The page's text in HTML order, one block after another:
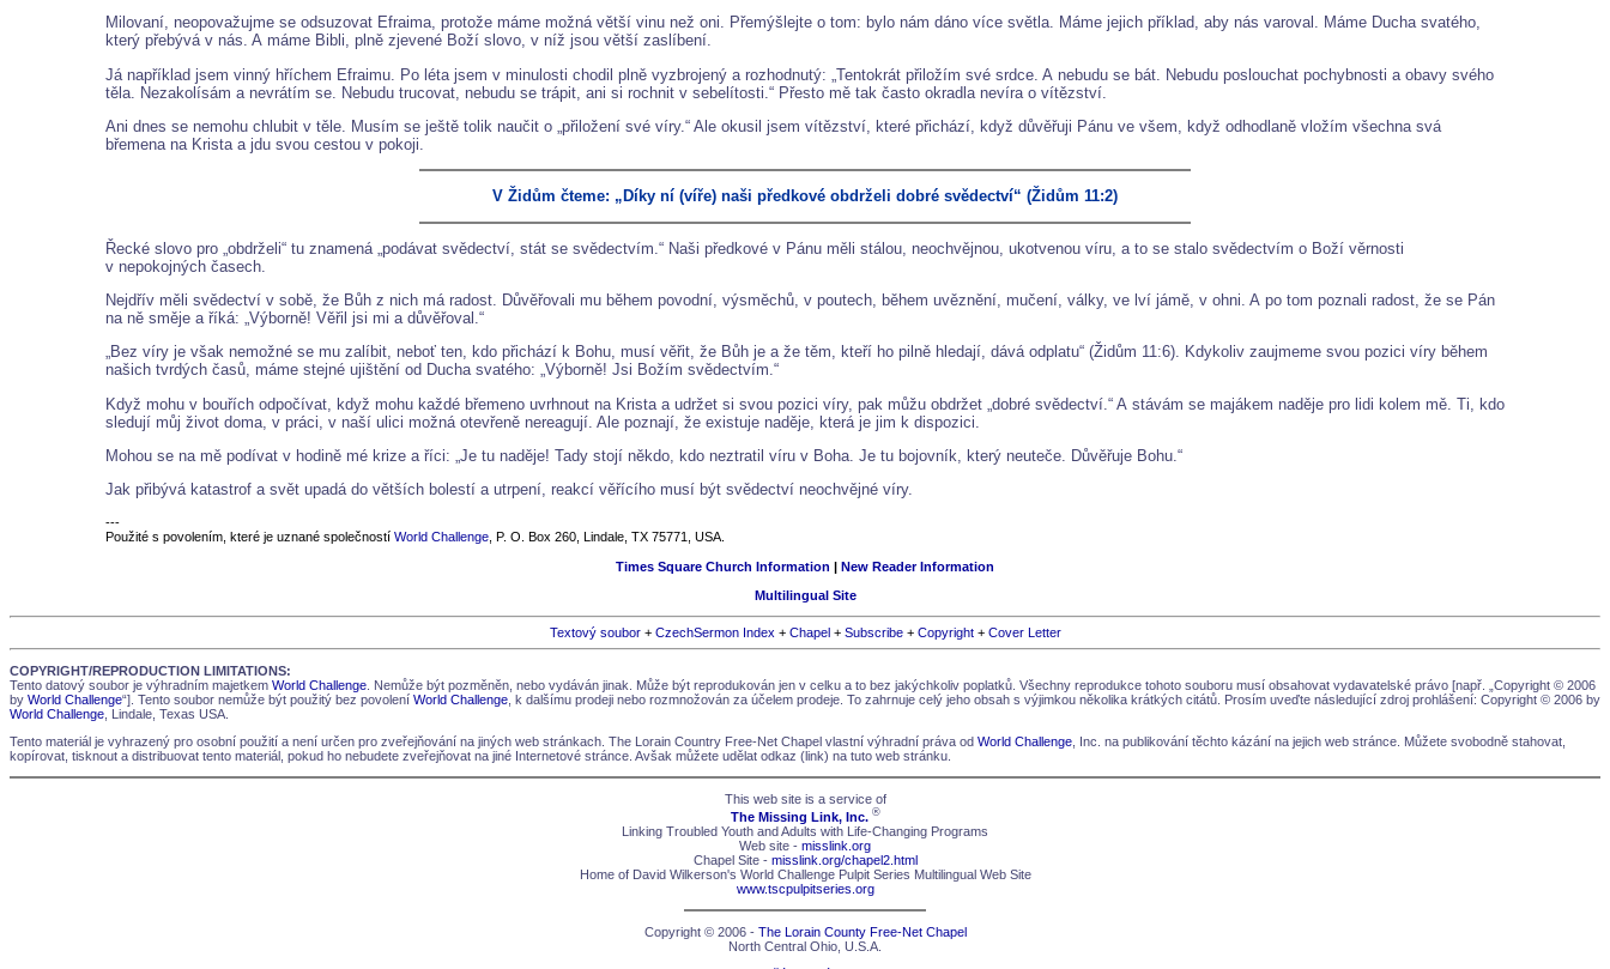
Milovaní, neopovažujme se odsuzovat Efraima, protože máme možná větší vinu než oni. Přemýšlejte o tom: bylo nám dáno více světla. Máme jejich příklad, aby nás varoval. Máme Ducha svatého,
který přebývá v nás. A máme Bibli, plně zjevené Boží slovo, v níž jsou větší zaslíbení.
Já například jsem vinný hříchem Efraimu. Po léta jsem v minulosti chodil plně vyzbrojený a rozhodnutý: „Tentokrát přiložím své srdce. A nebudu se bát. Nebudu poslouchat pochybnosti a obavy svého
těla. Nezakolísám a nevrátím se. Nebudu trucovat, nebudu se trápit, ani si rochnit v sebelítosti.“ Přesto mě tak často okradla nevíra o vítězství.
Ani dnes se nemohu chlubit v těle. Musím se ještě tolik naučit o „přiložení své víry.“ Ale okusil jsem vítězství, které přichází, když důvěřuji Pánu ve všem, když odhodlaně vložím všechna svá
břemena na Krista a jdu svou cestou v pokoji.
V Židům čteme: „Díky ní (víře) naši předkové obdrželi dobré svědectví“ (Židům 11:2)
Řecké slovo pro „obdrželi“ tu znamená „podávat svědectví, stát se svědectvím.“ Naši předkové v Pánu měli stálou, neochvějnou, ukotvenou víru, a to se stalo svědectvím o Boží věrnosti
v nepokojných časech.
Nejdřív měli svědectví v sobě, že Bůh z nich má radost. Důvěřovali mu během povodní, výsměchů, v poutech, během uvěznění, mučení, války, ve lví jámě, v ohni. A po tom poznali radost, že se Pán
na ně směje a říká: „Výborně! Věřil jsi mi a důvěřoval.“
„Bez víry je však nemožné se mu zalíbit, neboť ten, kdo přichází k Bohu, musí věřit, že Bůh je a že těm, kteří ho pilně hledají, dává odplatu“ (Židům 11:6). Kdykoliv zaujmeme svou pozici víry během
našich tvrdých časů, máme stejné ujištění od Ducha svatého: „Výborně! Jsi Božím svědectvím.“
Když mohu v bouřích odpočívat, když mohu každé břemeno uvrhnout na Krista a udržet si svou pozici víry, pak můžu obdržet „dobré svědectví.“ A stávám se majákem naděje pro lidi kolem mě. Ti, kdo
sledují můj život doma, v práci, v naší ulici možná otevřeně nereagují. Ale poznají, že existuje naděje, která je jim k dispozici.
Mohou se na mě podívat v hodině mé krize a říci: „Je tu naděje! Tady stojí někdo, kdo neztratil víru v Boha. Je tu bojovník, který neuteče. Důvěřuje Bohu.“
Jak přibývá katastrof a svět upadá do větších bolestí a utrpení, reakcí věřícího musí být svědectví neochvějné víry.
---
Použité s povolením, které je uznané společností World Challenge , P. O. Box 260, Lindale, TX 75771, USA.
Times Square Church Information | New Reader Information
Multilingual Site
Textový soubor+ CzechSermon Index+ Chapel + Subscribe+ Copyright+ Cover Letter
COPYRIGHT/REPRODUCTION LIMITATIONS:
Tento datový soubor je výhradním majetkem World Challenge . Nemůže být pozměněn, nebo vydáván jinak. Může být reprodukován jen v celku a to bez jakýchkoliv poplatků. Všechny reprodukce tohoto souboru musí obsahovat vydavatelské právo [např. „Copyright © 2006
by World Challenge“]. Tento soubor nemůže být použitý bez povolení World Challenge , k dalšímu prodeji nebo rozmnožován za účelem prodeje. To zahrnuje celý jeho obsah s výjimkou několika krátkých citátů. Prosím uveďte následující zdroj prohlášení: Copyright © 2006 by
World Challenge , Lindale, Texas USA.
Tento materiál je vyhrazený pro osobní použití a není určen pro zveřejňování na jiných web stránkach. The Lorain Country Free-Net Chapel vlastní výhradní práva od World Challenge , Inc. na publikování těchto kázání na jejich web stránce. Můžete svobodně stahovat,
kopírovat, tisknout a distribuovat tento materiál, pokud ho nebudete zveřejňovat na jiné Internetové stránce. Avšak můžete udělat odkaz (link) na tuto web stránku.
This web site is a service of
The Missing Link, Inc. ®
Linking Troubled Youth and Adults with Life-Changing Programs
Web site - misslink.org
Chapel Site - misslink.org/chapel2.html
Home of David Wilkerson's World Challenge Pulpit Series Multilingual Web Site
www.tscpulpitseries.org
Copyright © 2006 - The Lorain County Free-Net Chapel
North Central Ohio, U.S.A.